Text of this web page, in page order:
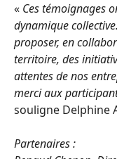
« Ces témoignages
dynamique
proposer, en
territoire, des
attentes de nos
merci aux
souligne Delphine
Partenaires :